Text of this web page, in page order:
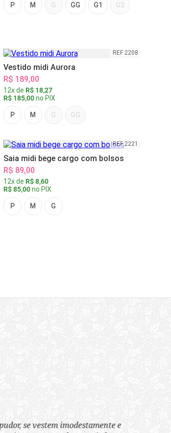
P M G GG G1 G2
REF 2208
Vestido midi Aurora
R$ 189,00
12x de R$ 18,27
R$ 185,00no PIX
P M G GG
REF 2221
Saia midi bege cargo com bolsos
R$ 89,00
12x de R$ 8,60
R$ 85,00no PIX
P M G
e